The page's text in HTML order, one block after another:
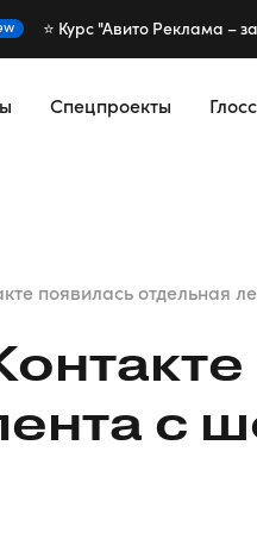
⭐️ Курс "Авито Реклама –
Спецпроекты
появилась отдельная
с